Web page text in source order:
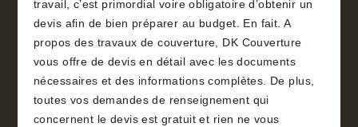
travail, c’est primordial voire obligatoire d’obtenir un
devis afin de bien préparer au budget. En fait. A
propos des travaux de couverture, DK Couverture
vous offre de devis en détail avec les documents
nécessaires et des informations complètes. De plus,
toutes vos demandes de renseignement qui
concernent le devis est gratuit et rien ne vous